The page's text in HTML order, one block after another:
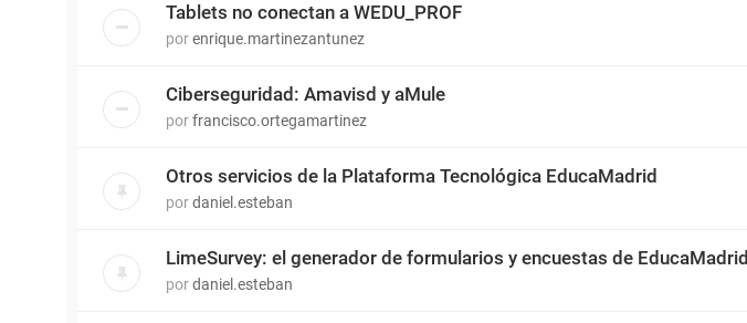
Tablets no conectan a WEDU_PROF
porenrique.martinezantunez
Ciberseguridad: Amavisd y aMule
porfrancisco.ortegamartinez
Otros servicios de la Plataforma Tecnológica EducaMadrid
pordaniel.esteban
LimeSurvey: el generador de formularios y encuestas de EducaMadrid
pordaniel.esteban